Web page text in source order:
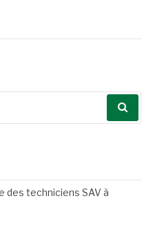
des techniciens SAV à